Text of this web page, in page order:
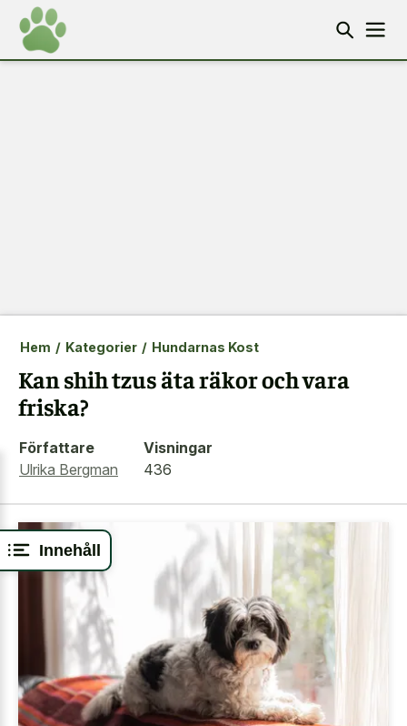
Innehåll
Hem / Kategorier / Hundarnas Kost
Kan shih tzus äta räkor och vara
friska?
Författare
Ulrika Bergman
Visningar
436